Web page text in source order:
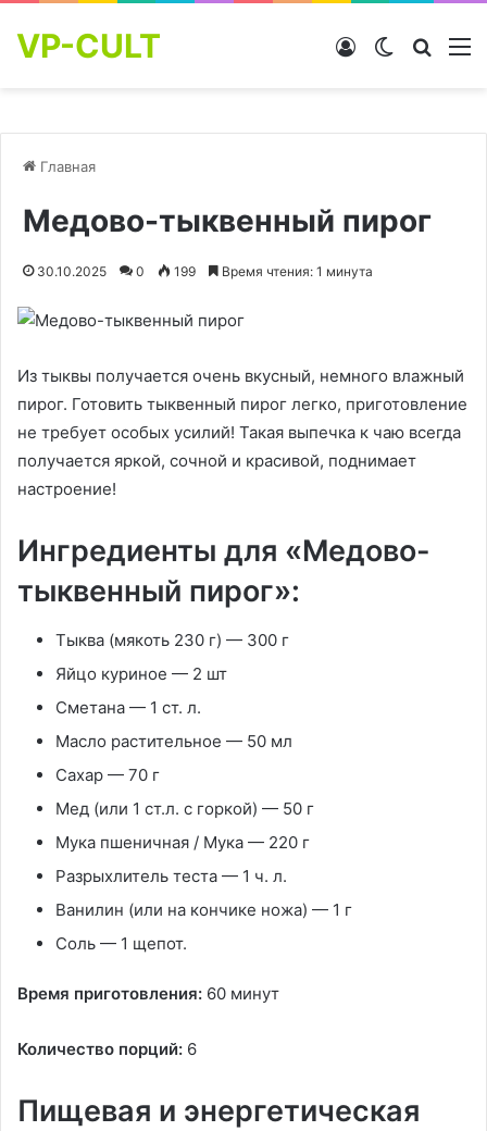
VP-CULT Switch skin
Войти
Главная
Медово-тыквенный пирог
30.10.2025 0 199 Время чтения: 1 минута
Из тыквы получается очень вкусный, немного влажный
пирог. Готовить тыквенный пирог легко, приготовление
не требует особых усилий! Такая выпечка к чаю всегда
получается яркой, сочной и красивой, поднимает
настроение!
Ингредиенты для «Медово-
тыквенный пирог»:
Тыква (мякоть 230 г) — 300 г
Яйцо куриное — 2 шт
Сметана — 1 ст. л.
Масло растительное — 50 мл
Сахар — 70 г
Мед (или 1 ст.л. с горкой) — 50 г
Мука пшеничная / Мука — 220 г
Разрыхлитель теста — 1 ч. л.
Ванилин (или на кончике ножа) — 1 г
Соль — 1 щепот.
Время приготовления: 60 минут
Количество порций: 6
Пищевая и энергетическая